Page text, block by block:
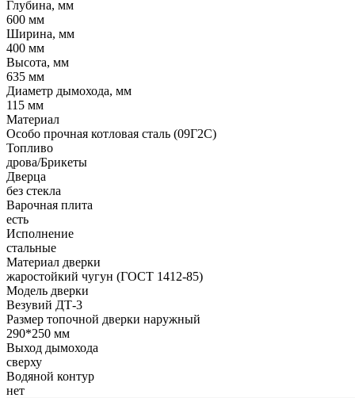
Глубина, мм
600 мм
Ширина, мм
400 мм
Высота, мм
635 мм
Диаметр дымохода, мм
115 мм
Материал
Особо прочная котловая сталь (09Г2С)
Топливо
дрова/Брикеты
Дверца
без стекла
Варочная плита
есть
Исполнение
стальные
Материал дверки
жаростойкий чугун (ГОСТ 1412-85)
Модель дверки
Везувий ДТ-3
Размер топочной дверки наружный
290*250 мм
Выход дымохода
сверху
Водяной контур
нет